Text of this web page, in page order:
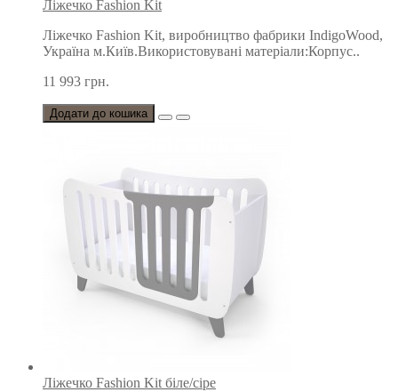
Ліжечко Fashion Kit
Ліжечко Fashion Kit, виробництво фабрики IndigoWood,
Україна м.Київ.Використовувані матеріали:Корпус..
11 993 грн.
Додати до кошика
Ліжечко Fashion Kit біле/сіре